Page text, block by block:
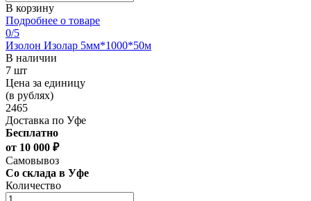
В корзину
Подробнее о товаре
0/5
Изолон Изолар 5мм*1000*50м
В наличии
7 шт
Цена за единицу
(в рублях)
2465
Доставка по Уфе
Бесплатно
от 10 000 ₽
Самовывоз
Со склада в Уфе
Количество